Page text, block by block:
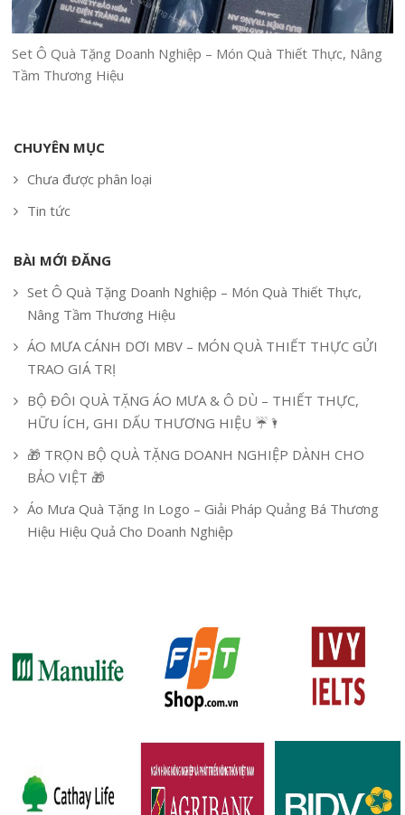
Set Ô Quà Tặng Doanh Nghiệp – Món Quà Thiết Thực, Nâng
Tầm Thương Hiệu
CHUYÊN MỤC
Chưa được phân loại
Tin tức
BÀI MỚI ĐĂNG
Set Ô Quà Tặng Doanh Nghiệp – Món Quà Thiết Thực,
Nâng Tầm Thương Hiệu
ÁO MƯA CÁNH DƠI MBV – MÓN QUÀ THIẾT THỰC GỬI
TRAO GIÁ TRỊ
BỘ ĐÔI QUÀ TẶNG ÁO MƯA & Ô DÙ – THIẾT THỰC,
HỮU ÍCH, GHI DẤU THƯƠNG HIỆU ☔🌂
🎁 TRỌN BỘ QUÀ TẶNG DOANH NGHIỆP DÀNH CHO
BẢO VIỆT 🎁
Áo Mưa Quà Tặng In Logo – Giải Pháp Quảng Bá Thương
Hiệu Hiệu Quả Cho Doanh Nghiệp